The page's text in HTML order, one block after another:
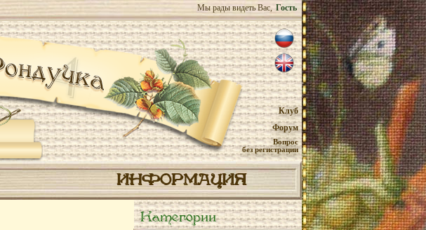
Мы рады видеть Вас, Гость
Клуб
Форум
Вопрос
без регистрации
ИНФОРМАЦИЯ
Категории